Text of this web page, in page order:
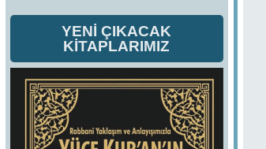
YENİ ÇIKACAK
KİTAPLARIMIZ